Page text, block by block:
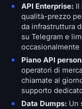
API Enterprise: Il
qualità-prezzo
da infrastruttura
su Telegram e
occasionalmente
Piano API
operatori di
chiamate al
supporto
Data Dumps: Un